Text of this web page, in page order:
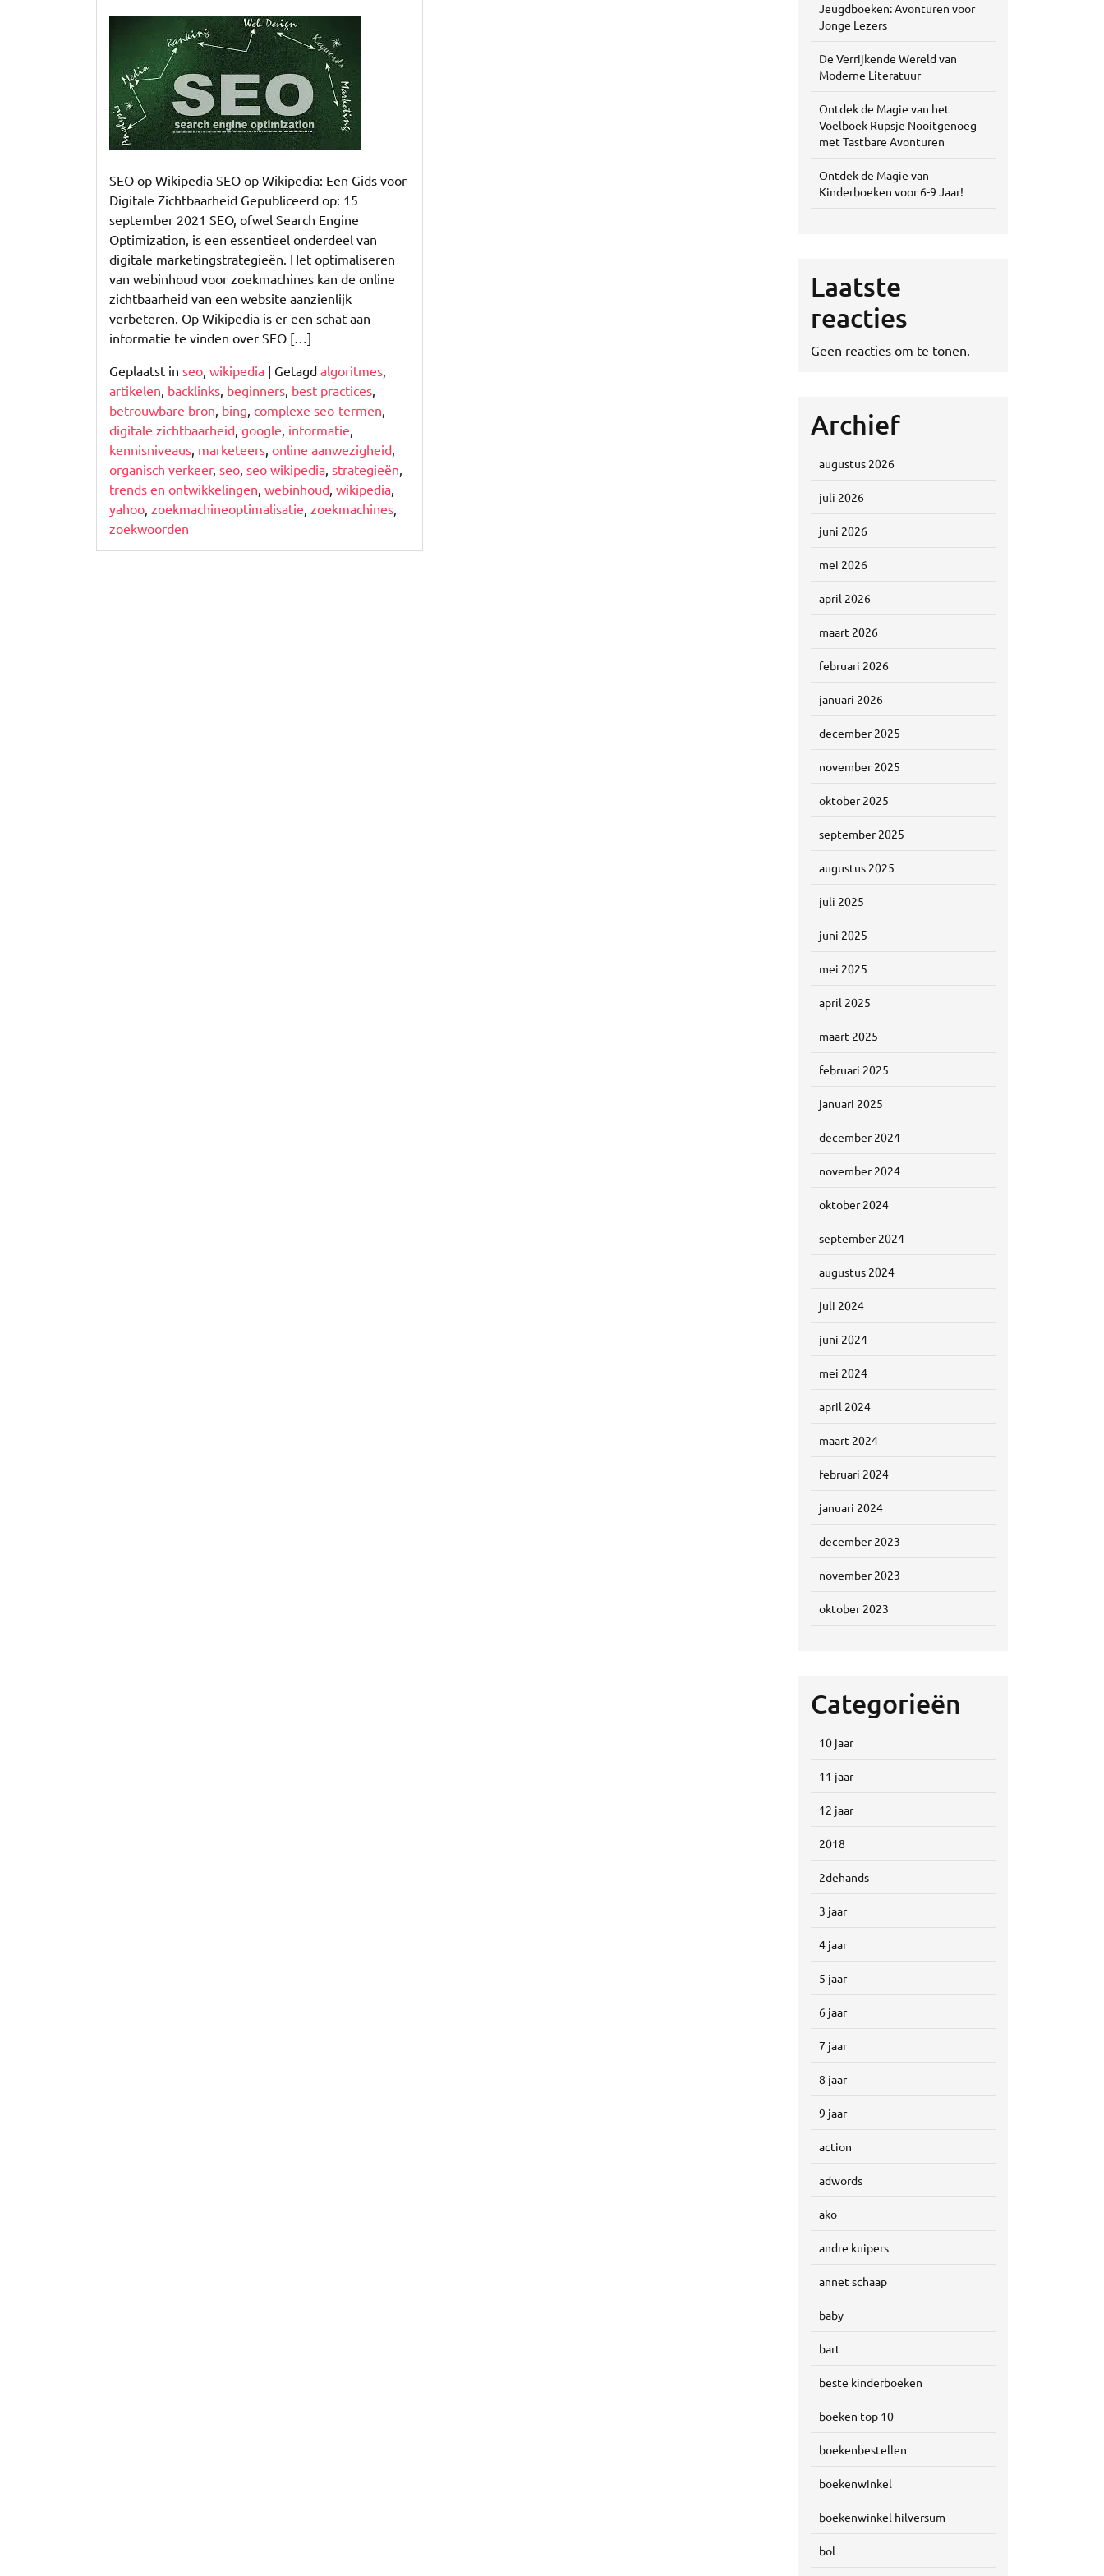
Optimaliseer
uw
Digitale
Zichtbaarheid:
SEO
Wikipedia
Gids
SEO op Wikipedia SEO op Wikipedia: Een Gids voor
Digitale Zichtbaarheid Gepubliceerd op: 15
september 2021 SEO, ofwel Search Engine
Optimization, is een essentieel onderdeel van
digitale marketingstrategieën. Het optimaliseren
van webinhoud voor zoekmachines kan de online
zichtbaarheid van een website aanzienlijk
verbeteren. Op Wikipedia is er een schat aan
informatie te vinden over SEO […]
Geplaatst in seo, wikipedia | Getagd algoritmes,
artikelen, backlinks, beginners, best practices,
betrouwbare bron, bing, complexe seo-termen,
digitale zichtbaarheid, google, informatie,
kennisniveaus, marketeers, online aanwezigheid,
organisch verkeer, seo, seo wikipedia, strategieën,
trends en ontwikkelingen, webinhoud, wikipedia,
yahoo, zoekmachineoptimalisatie, zoekmachines,
zoekwoorden
Jeugdboeken: Avonturen voor
Jonge Lezers
De Verrijkende Wereld van
Moderne Literatuur
Ontdek de Magie van het
Voelboek Rupsje Nooitgenoeg
met Tastbare Avonturen
Ontdek de Magie van
Kinderboeken voor 6-9 Jaar!
Laatste
reacties
Geen reacties om te tonen.
Archief
augustus 2026
juli 2026
juni 2026
mei 2026
april 2026
maart 2026
februari 2026
januari 2026
december 2025
november 2025
oktober 2025
september 2025
augustus 2025
juli 2025
juni 2025
mei 2025
april 2025
maart 2025
februari 2025
januari 2025
december 2024
november 2024
oktober 2024
september 2024
augustus 2024
juli 2024
juni 2024
mei 2024
april 2024
maart 2024
februari 2024
januari 2024
december 2023
november 2023
oktober 2023
Categorieën
10 jaar
11 jaar
12 jaar
2018
2dehands
3 jaar
4 jaar
5 jaar
6 jaar
7 jaar
8 jaar
9 jaar
action
adwords
ako
andre kuipers
annet schaap
baby
bart
beste kinderboeken
boeken top 10
boekenbestellen
boekenwinkel
boekenwinkel hilversum
bol